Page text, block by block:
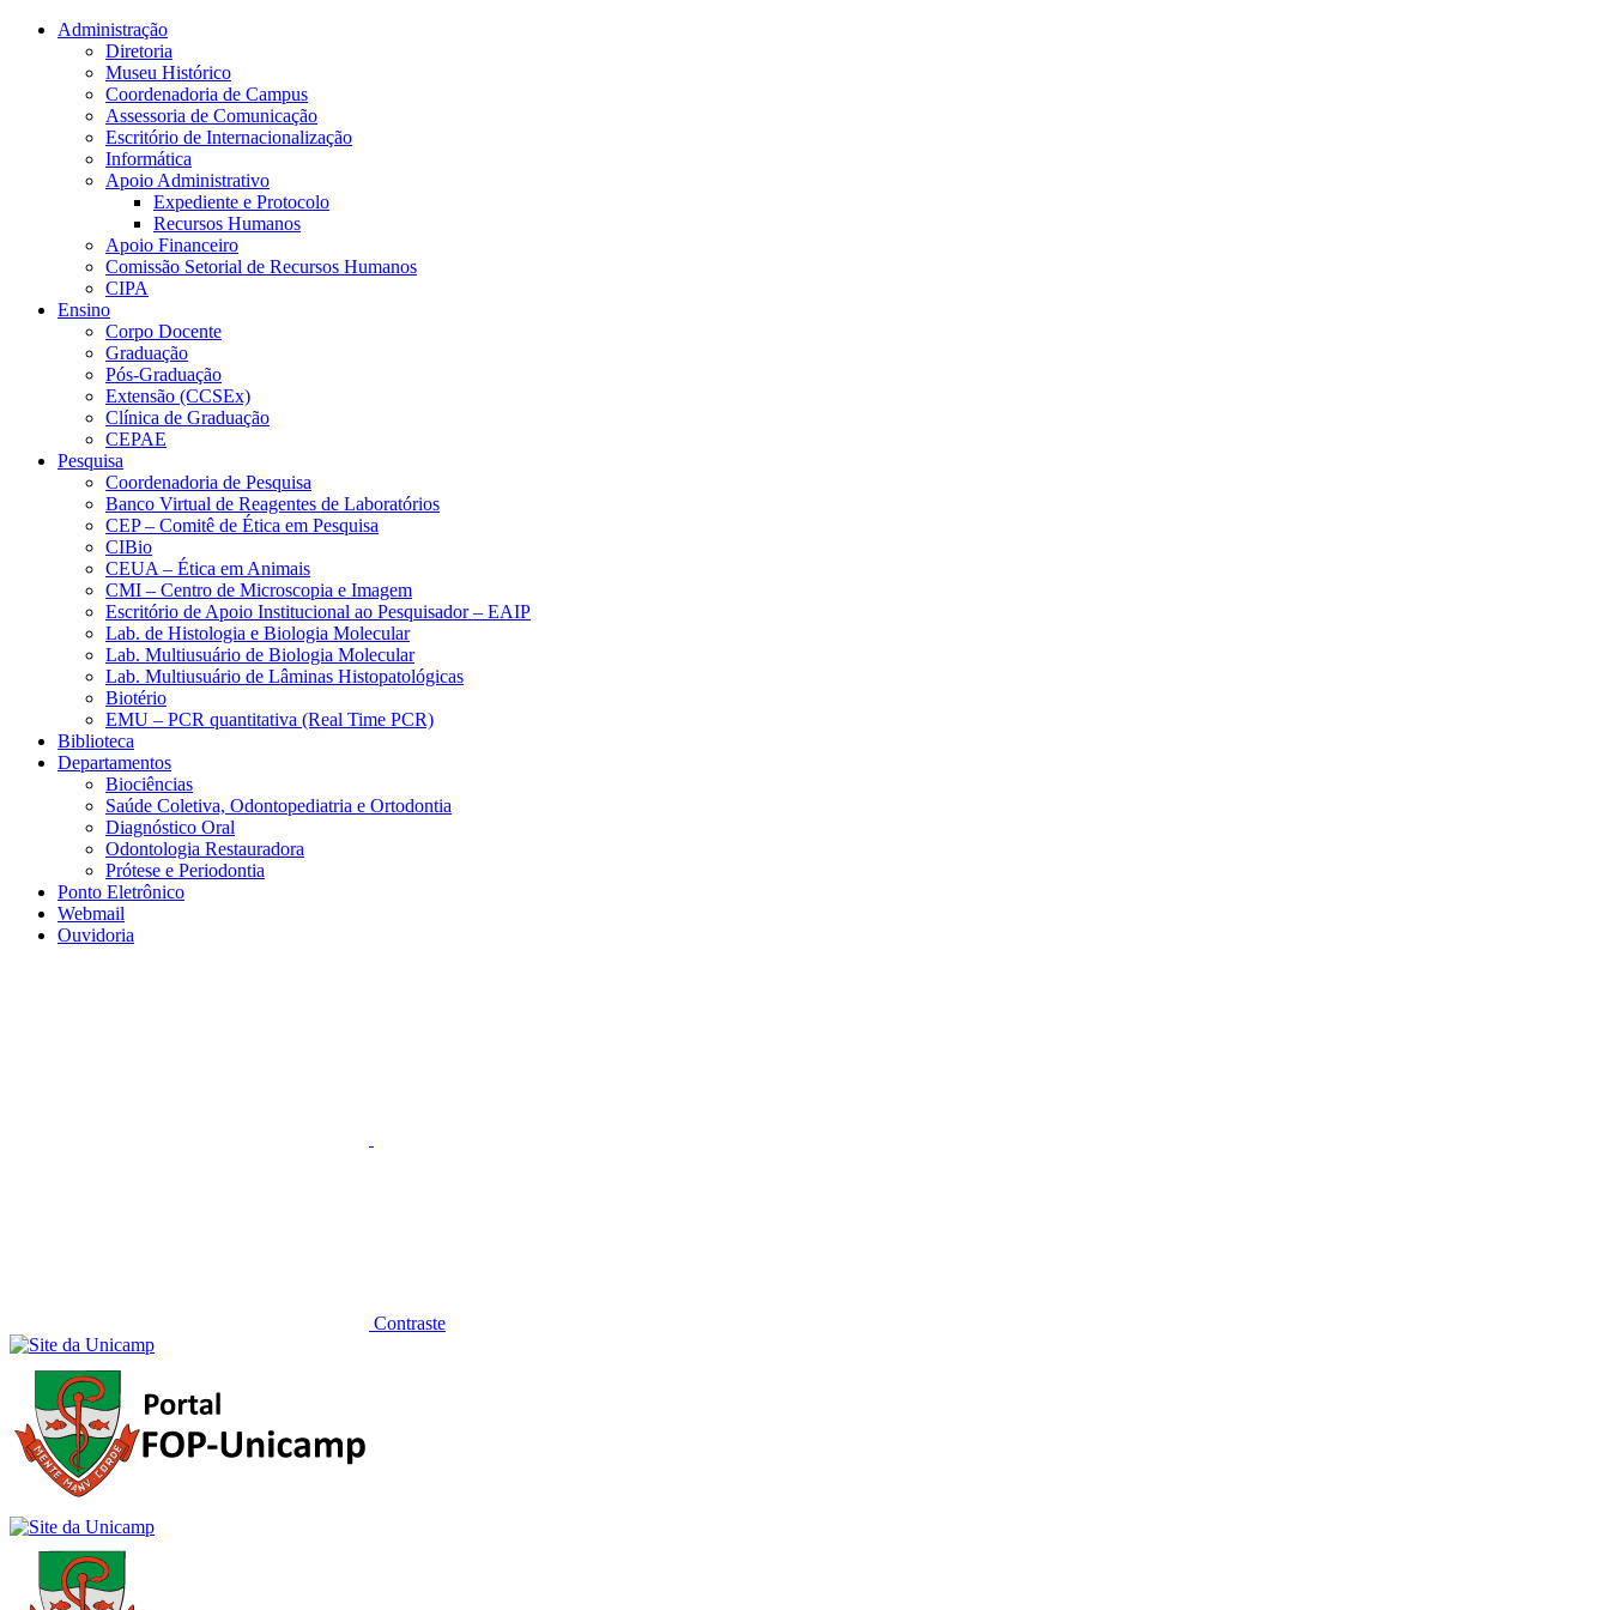
Conteúdo principal Menu principal
Administração
Diretoria
Museu Histórico
Coordenadoria de Campus
Assessoria de Comunicação
Escritório de Internacionalização
Informática
Apoio Administrativo
Expediente e Protocolo
Recursos Humanos
Apoio Financeiro
Comissão Setorial de Recursos Humanos
CIPA
Ensino
Corpo Docente
Graduação
Pós-Graduação
Extensão (CCSEx)
Clínica de Graduação
CEPAE
Pesquisa
Coordenadoria de Pesquisa
Banco Virtual de Reagentes de Laboratórios
CEP – Comitê de Ética em Pesquisa
CIBio
CEUA – Ética em Animais
CMI – Centro de Microscopia e Imagem
Escritório de Apoio Institucional ao Pesquisador – EAIP
Lab. de Histologia e Biologia Molecular
Lab. Multiusuário de Biologia Molecular
Lab. Multiusuário de Lâminas Histopatológicas
Biotério
EMU – PCR quantitativa (Real Time PCR)
Biblioteca
Departamentos
Biociências
Saúde Coletiva, Odontopediatria e Ortodontia
Diagnóstico Oral
Odontologia Restauradora
Prótese e Periodontia
Ponto Eletrônico
Webmail
Ouvidoria
Contraste